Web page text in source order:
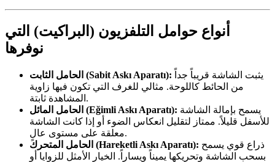
أنواع حوامل التلفزيون (البراكيت) التي
نوفرها
الحامل الثابت (Sabit Askı Aparatı):
من الحائط كاللوحة. مثالي للغرف التي تكون فيها زاوية
المشاهدة ثابتة.
الحامل المائل (Eğimli Askı Aparatı):
للأسفل قليلاً. ممتاز لتقليل انعكاس الضوء أو إذا كانت الشاشة
معلقة على مستوى عالٍ.
الحامل المتحرك (Hareketli Askı Aparatı):
بسحب الشاشة وتحريكها يميناً ويساراً. الخيار الأمثل للزوايا أو